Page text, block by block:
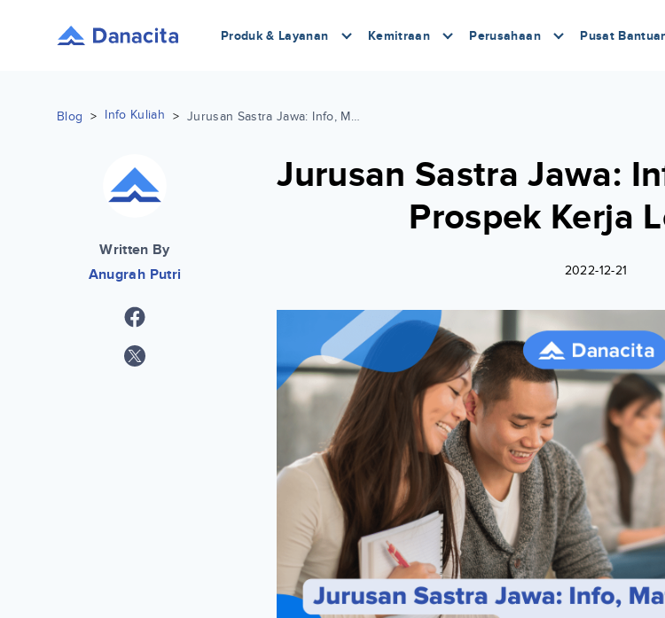
Produk & Layanan Kemitraan Perusahaan Pusat
Blog > Info Kuliah > Jurusan Sastra Jawa: Info, Mata Kuliah, Prospek Kerja Lengkap
Written By
Anugrah Putri
Jurusan Sastra Jawa:
Prospek Kerja
2022-12-21